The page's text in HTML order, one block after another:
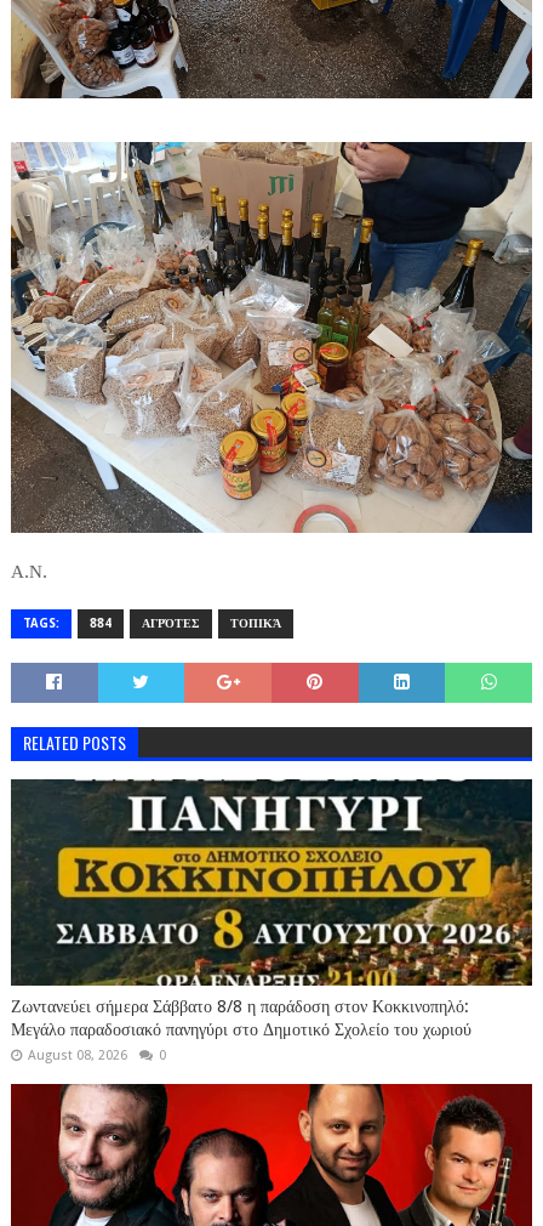
Α.Ν.
TAGS: 884 ΑΓΡΌΤΕΣ ΤΟΠΙΚΆ
RELATED POSTS
Ζωντανεύει σήμερα Σάββατο 8/8 η παράδοση στον Κοκκινοπηλό:
Μεγάλο παραδοσιακό πανηγύρι στο Δημοτικό Σχολείο του χωριού
August 08, 2026 0